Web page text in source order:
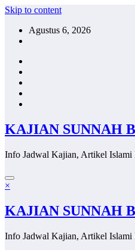
Skip to content
Agustus 6, 2026
KAJIAN SUNNAH
Info Jadwal Kajian, Artikel Islami
×
KAJIAN SUNNAH
Info Jadwal Kajian, Artikel Islami